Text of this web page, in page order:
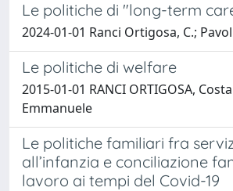
Le politiche di "long-term
2024-01-01 Ranci Ortigosa, C.;
Le politiche di welfare
2015-01-01 RANCI ORTIGOSA,
Emmanuele
Le politiche familiari fra
all’infanzia e conciliazione
lavoro ai tempi del Covid-19